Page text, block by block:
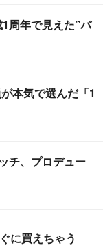
周年で見えた”バ
本気で選んだ「1
チ、プロデュー
に買えちゃう